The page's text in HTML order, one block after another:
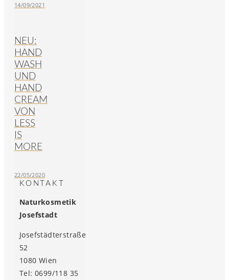
14/09/2021
NEU:
HAND
WASH
UND
HAND
CREAM
VON
LESS
IS
MORE
22/05/2020
KONTAKT
Naturkosmetik
Josefstadt
Josefstädterstraße
52
1080 Wien
Tel: 0699/118 35